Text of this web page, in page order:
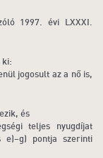
1997. évi LXXXI.
ki:
jogosult az a nő is,
és
teljes nyugdíjat
pontja szerinti